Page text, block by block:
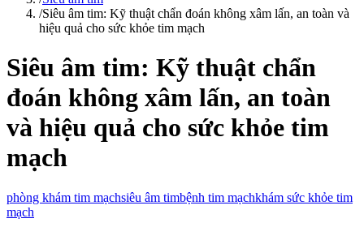
/Siêu âm tim: Kỹ thuật chẩn đoán không xâm lấn, an toàn và
hiệu quả cho sức khỏe tim mạch
Siêu âm tim: Kỹ thuật chẩn
đoán không xâm lấn, an toàn
và hiệu quả cho sức khỏe tim
mạch
phòng khám tim mạchsiêu âm timbệnh tim mạchkhám sức khỏe tim
mạch